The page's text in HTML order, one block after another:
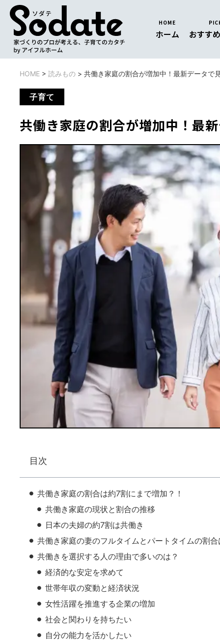
HOME
ホーム おすすめ
HOME > 読みもの > 共働き家庭の割合が増加中！最新データで
子育て
共働き家庭の割合が増加中！最
目次
共働き家庭の割合は約7割にまで増加？！
共働き家庭の現状と割合の推移
日本の夫婦の約7割は共働き
共働き家庭の妻のフルタイムとパートタイムの割合
共働きを選択する人の理由で多いのは？
経済的な安定を求めて
世帯年収の変動と経済状況
女性活躍を推進する企業の増加
社会と関わりを持ちたい
自分の能力を活かしたい